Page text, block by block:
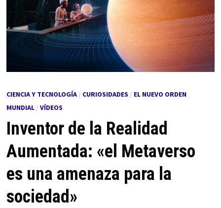
CIENCIA Y TECNOLOGÍA/ CURIOSIDADES / EL NUEVO ORDEN
MUNDIAL/ VÍDEOS
Inventor de la Realidad
Aumentada: «el Metaverso
es una amenaza para la
sociedad»